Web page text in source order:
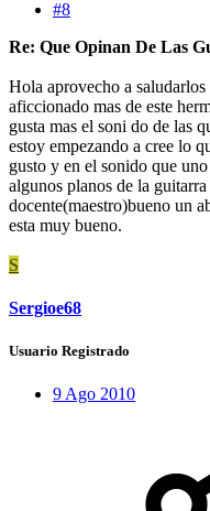
#8
Re: Que Opinan De Las
Hola aprovecho a
aficcionado mas de este
gusta mas el soni do de las
estoy empezando a cree lo
gusto y en el sonido que
algunos planos de la
docente(maestro)bueno un
esta muy bueno.
S
Sergioe68
Usuario Registrado
9 Ago 2010